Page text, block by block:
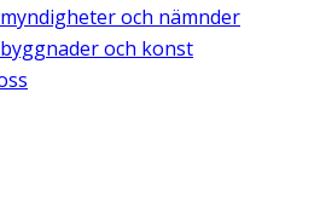
och nämnder
och konst